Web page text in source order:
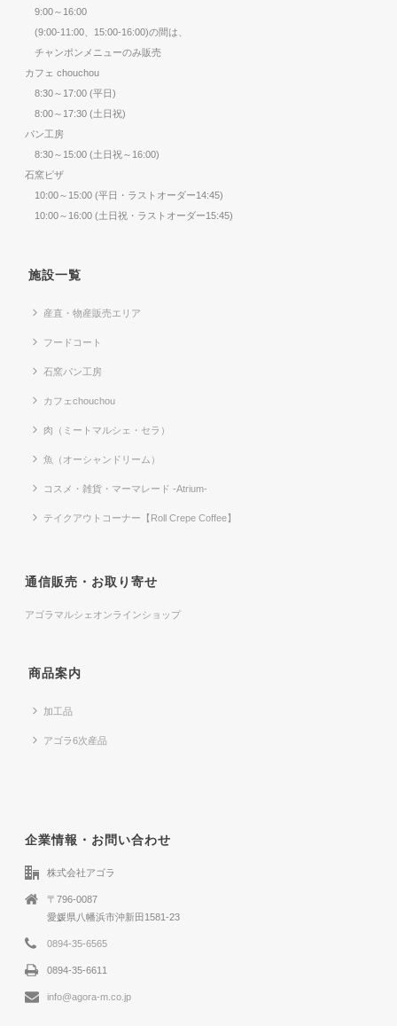
9:00～16:00
(9:00-11:00、15:00-16:00)の間は、
チャンポンメニューのみ販売
カフェ chouchou
8:30～17:00 (平日)
8:00～17:30 (土日祝)
パン工房
8:30～15:00 (土日祝～16:00)
石窯ピザ
10:00～15:00 (平日・ラストオーダー14:45)
10:00～16:00 (土日祝・ラストオーダー15:45)
施設一覧
産直・物産販売エリア
フードコート
石窯パン工房
カフェchouchou
肉（ミートマルシェ・セラ）
魚（オーシャンドリーム）
コスメ・雑貨・マーマレード -Atrium-
テイクアウトコーナー【Roll Crepe Coffee】
通信販売・お取り寄せ
アゴラマルシェオンラインショップ
商品案内
加工品
アゴラ6次産品
企業情報・お問い合わせ
株式会社アゴラ
〒796-0087
愛媛県八幡浜市沖新田1581-23
0894-35-6565
0894-35-6611
info@agora-m.co.jp